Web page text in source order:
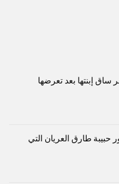
إبنتها بعد تعرضها
طارق العريان التي